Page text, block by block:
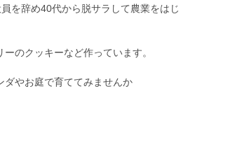
を辞め40代から脱サラして農業をはじ
のクッキーなど作っています。
ダやお庭で育ててみませんか